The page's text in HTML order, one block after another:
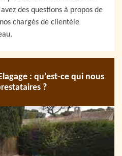
des questions à propos de
chargés de clientèle
: qu’est-ce qui nous
?